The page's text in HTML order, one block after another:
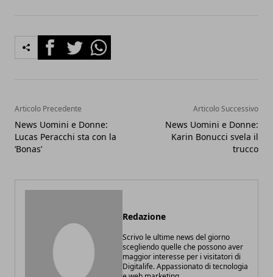
FacebookTwitterWhatsapp
Articolo Precedente
News Uomini e Donne:
Lucas Peracchi sta con la
‘Bonas’
Articolo Successivo
News Uomini e Donne:
Karin Bonucci svela il
trucco
Redazione
Scrivo le ultime news del giorno
scegliendo quelle che possono aver
maggior interesse per i visitatori di
Digitalife. Appassionato di tecnologia